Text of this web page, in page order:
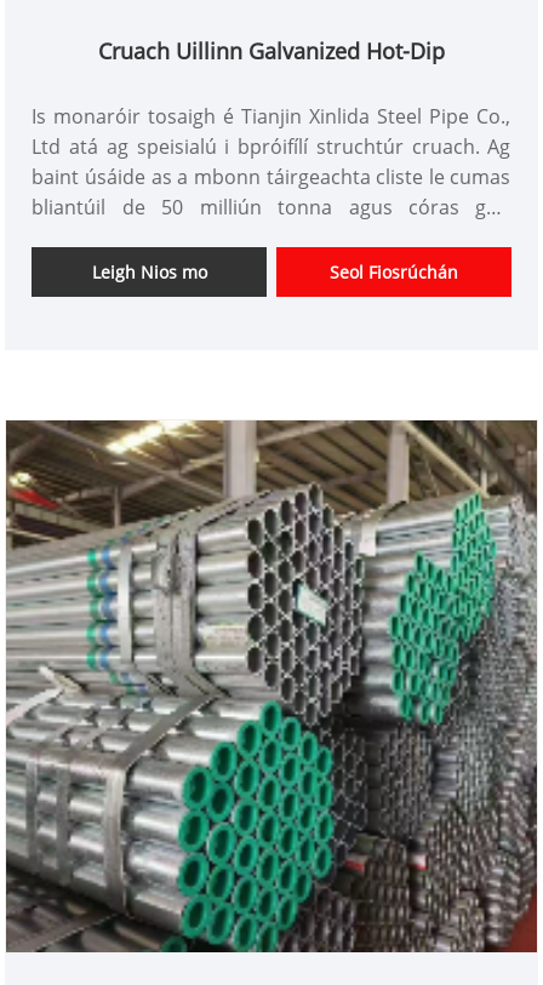
Cruach Uillinn Galvanized Hot-Dip
Is monaróir tosaigh é Tianjin Xinlida Steel Pipe Co.,
Ltd atá ag speisialú i bpróifílí struchtúr cruach. Ag
baint úsáide as a mbonn táirgeachta cliste le cumas
bliantúil de 50 milliún tonna agus córas gnó
bunáiteanna thar lear, agus trádáil dhomhanda,
soláthraíonn an chuideachta seirbhísí tacaíochta
hÁise, an Meánoirthear, agus margaí thar lear eile,
ag freastal ar riachtanais soláthair na dtionscadal
baile agus idirnáisiúnta ar scála mór éagsúla. Ag
sealbhú cáilíochtaí allmhairithe agus onnmhairithe
foirmiúla, cloíonn an chuideachta le caighdeáin
táirgeachta idirnáisiúnta le linn an phróisis iomláin,
ó roghnú amhábhar go rialú cáilíochta táirgí
críochnaithe. Le cáilíocht táirgí cobhsaí agus
seirbhísí soláthair éifeachtacha, thuill sé muinín
fadtéarmach ceannaitheoirí intíre agus
idirnáisiúnta, rud a fhágann gur soláthraí iontaofa
ábhair struchtúr cruach é do thionscadail
innealtóireachta.
Leigh Nios mo Seol Fiosrúchán